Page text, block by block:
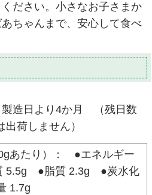
ださい。小さなお子さまか
ちゃんまで、安心して食べ
造日より4か月 （残日数
荷しません）
あたり）： ●エネルギー
5.5g ●脂質 2.3g ●炭水化
1.7g